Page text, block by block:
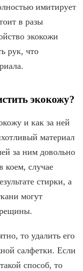
имитирует
в разы
экокожи
рук, что
экокожу?
и как за ней
материал
за ним довольно
коем, случае
стирки, а
могут
то удалить его
салфетки. Если
способ, то